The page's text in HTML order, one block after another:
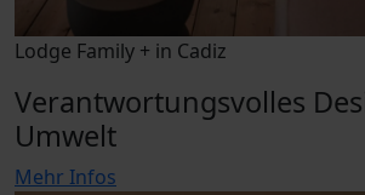
Lodge Family + in Cadiz
Verantwortungsvolles
Umwelt
Mehr Infos